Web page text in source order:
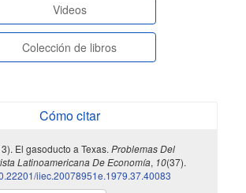
Videos
Colección de libros
Cómo citar
El gasoducto a Texas. Problemas Del
Latinoamericana De Economía, 10(37).
iiec.20078951e.1979.37.40083